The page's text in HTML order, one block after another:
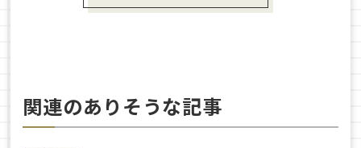
関連のありそうな記事